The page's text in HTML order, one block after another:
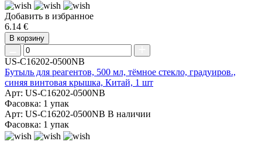
Добавить в избранное
6.14 €
В корзину
US-C16202-0500NB
Бутыль для реагентов, 500 мл, тёмное стекло, градуиров.,
синяя винтовая крышка, Китай, 1 шт
Арт: US-C16202-0500NB
Фасовка: 1 упак
Арт: US-C16202-0500NB В наличии
Фасовка: 1 упак